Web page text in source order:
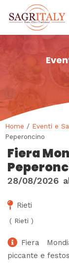
Home / Eventi e
Peperoncino
Fiera
28/08/2026
Rieti
( Rieti )
Fiera
piccante e